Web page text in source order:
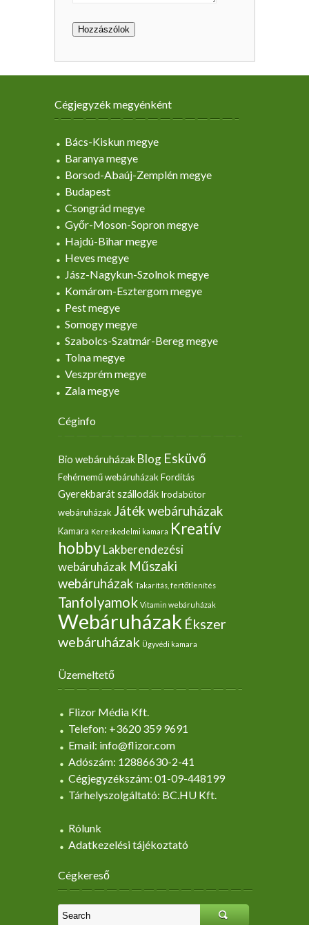
Cégjegyzék megyénként
Bács-Kiskun megye
Baranya megye
Borsod-Abaúj-Zemplén megye
Budapest
Csongrád megye
Győr-Moson-Sopron megye
Hajdú-Bihar megye
Heves megye
Jász-Nagykun-Szolnok megye
Komárom-Esztergom megye
Pest megye
Somogy megye
Szabolcs-Szatmár-Bereg megye
Tolna megye
Veszprém megye
Zala megye
Céginfo
Bio webáruházak Blog Esküvő
Fehérnemű webáruházakFordítás
Gyerekbarát szállodák Irodabútor
webáruházak Játék webáruházak
Kamara Kereskedelmi kamara Kreatív
hobbyLakberendezési
webáruházak Műszaki
webáruházak Takarítás, fertőtlenítés
Tanfolyamok Vitamin webáruházak
Webáruházak Ékszer
webáruházak Ügyvédi kamara
Üzemeltető
Flizor Média Kft.
Telefon: +3620 359 9691
Email: info@flizor.com
Adószám: 12886630-2-41
Cégjegyzékszám: 01-09-448199
Tárhelyszolgáltató: BC.HU Kft.
Rólunk
Adatkezelési tájékoztató
Cégkereső